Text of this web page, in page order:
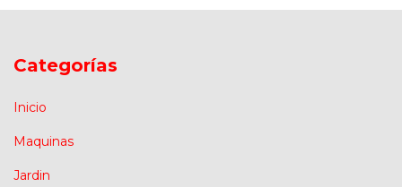
Categorías
Inicio
Maquinas
Jardin